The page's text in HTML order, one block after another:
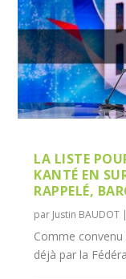
LA LISTE
KANTÉ EN
RAPPELÉ,
par Justin BAUDOT |
Comme
déjà par la